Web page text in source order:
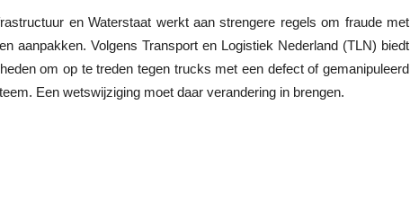
en Waterstaat werkt aan strengere regels om fraude met
aanpakken. Volgens Transport en Logistiek Nederland (TLN) biedt
om op te treden tegen trucks met een defect of gemanipuleerd
Een wetswijziging moet daar verandering in brengen.